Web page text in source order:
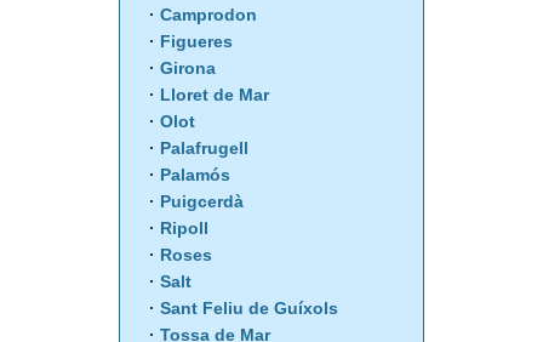
Camprodon
Figueres
Girona
Lloret de Mar
Olot
Palafrugell
Palamós
Puigcerdà
Ripoll
Roses
Salt
Sant Feliu de Guíxols
Tossa de Mar